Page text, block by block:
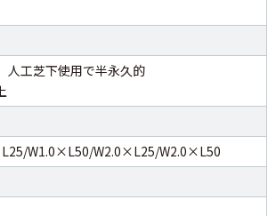
人工芝下使用で半永久的
W1.0×L50/W2.0×L25/W2.0×L50